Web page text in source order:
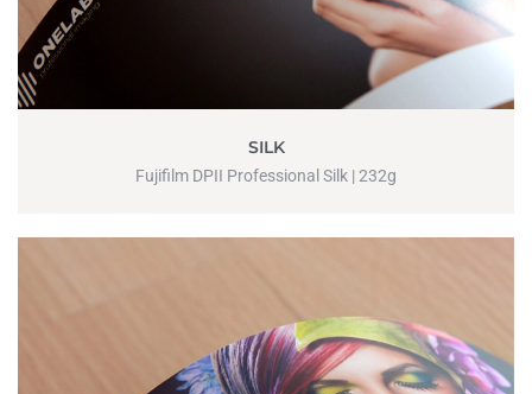
SILK
Fujifilm DPII Professional Silk | 232g